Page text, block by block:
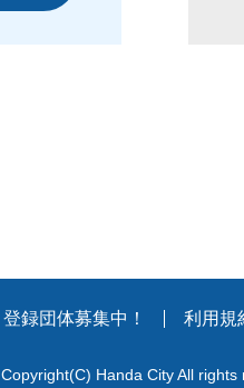
登録団体募集中！ 利用規
Copyright(C) Handa City All rights